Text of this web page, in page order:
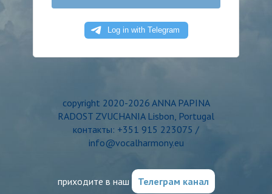
copyright 2020-2026 ANNA PAPINA
RADOST ZVUCHANIA Lisbon, Portugal
контакты: +351 915 223075 /
info@vocalharmony.eu
приходите в наш Телеграм канал